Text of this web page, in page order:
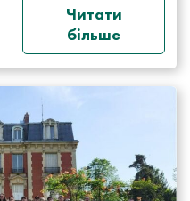
Читати
більше